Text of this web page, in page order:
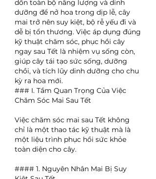
dồn toàn bộ năng lượng và dinh
dưỡng để nở hoa trong dịp lễ, cây
mai trở nên suy kiệt, bộ rễ yếu đi và
dễ bị tổn thương. Việc áp dụng đúng
kỹ thuật chăm sóc, phục hồi cây
ngay sau Tết là nhiệm vụ sống còn,
giúp cây tái tạo sức sống, dưỡng
chồi, và tích lũy dinh dưỡng cho chu
kỳ ra hoa mới.
### I. Tầm Quan Trọng Của Việc
Chăm Sóc Mai Sau Tết
Việc chăm sóc mai sau Tết không
chỉ là một thao tác kỹ thuật mà là
một liệu trình phục hồi sức khỏe
toàn diện cho cây.
#### 1. Nguyên Nhân Mai Bị Suy